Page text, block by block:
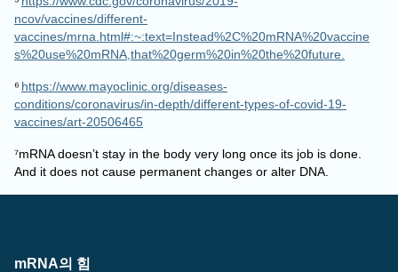
vaccines/mrna.html#:~:text=Instead%2C%20mRNA%20vaccine
s%20use%20mRNA,that%20germ%20in%20the%20future.
⁶https://www.mayoclinic.org/diseases-
vaccines/art-20506465
⁷mRNA doesn’t stay in the body very long once its job is done.
mRNA의 힘